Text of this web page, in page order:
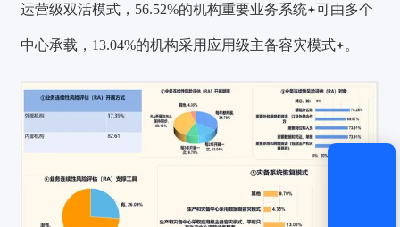
运营级双活模式，56.52%的机构重要业务系统 可由多个
中心承载，13.04%的机构采用应用级主备容灾模式 。